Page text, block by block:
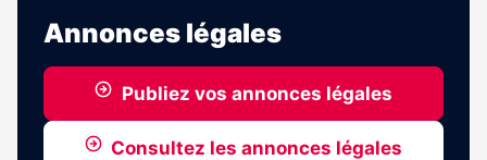
Annonces légales
Publiez vos annonces légales
Consultez les annonces légales